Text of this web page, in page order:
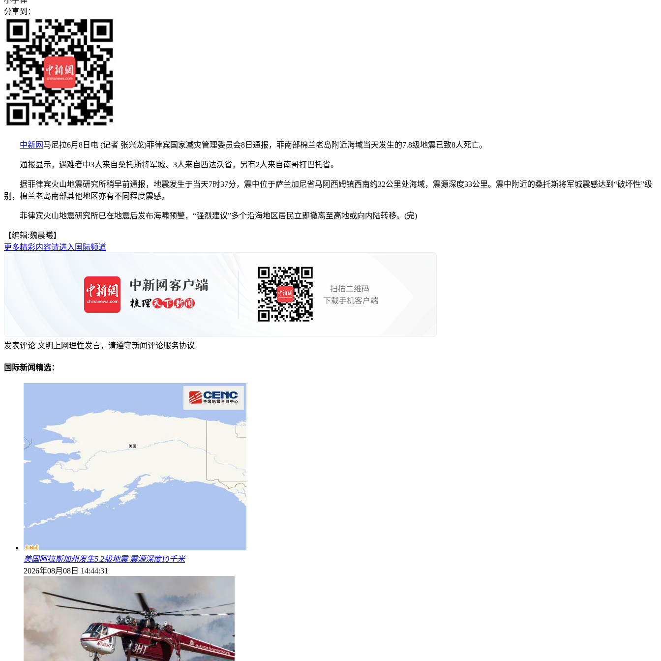
分享到：
中新网 马尼拉6月8日电 (记者 张兴龙)菲律宾国家减灾管理委员会8日通报，菲南部棉兰老岛附近海域当天发生的7.8级地震已致8人死亡。
通报显示，遇难者中3人来自桑托斯将军城、3人来自西达沃省，另有2人来自南哥打巴托省。
据菲律宾火山地震研究所稍早前通报，地震发生于当天7时37分，震中位于萨兰加尼省马阿西姆镇西南约32公里处海域，震源深度33公里。震中附近的桑托斯将军城震感达到“破坏性”级
别，棉兰老岛南部其他地区亦有不同程度震感。
菲律宾火山地震研究所已在地震后发布海啸预警，“强烈建议”多个沿海地区居民立即撤离至高地或向内陆转移。(完)
【编辑:魏晨曦】
更多精彩内容请进入国际频道
发表评论 文明上网理性发言，请遵守新闻评论服务协议
国际新闻精选：
美国阿拉斯加州发生5.2级地震 震源深度10千米
2026年08月08日 14:44:31